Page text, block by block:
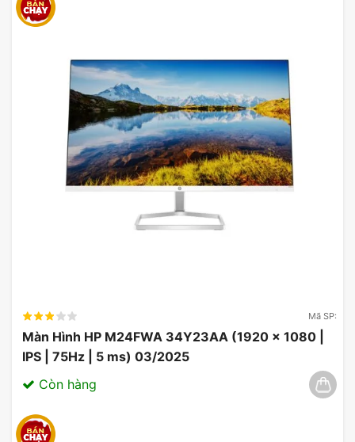
Độ thẩm mỹ hấp dẫn cho game thủ
Về mặt thẩm mỹ,MSI MAG 275Fcó thiết kế hiện
đại với tông màu đen chủ đạo và các đường nét
tinh tế, dễ dàng hòa nhập vào bất kỳ không gian
gaming nào. Logo MSI được bố trí một cách khéo
léo, làm nổi bật phong cách của một sản phẩm
cao cấp. Sự hòa quyện giữa công năng và thẩm
mỹ của màn hình MSI chắc chắn sẽ thu hút mọi ánh
Mã SP:
Màn Hình HP M24FWA 34Y23AA (1920 x 1080 |
IPS | 75Hz | 5 ms) 03/2025
Còn hàng